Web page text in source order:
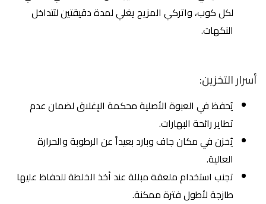
لكل كوب، واتركي المزيج يغلي لمدة دقيقتين لتتداخل
النكهات.
أسرار التخزين:
يُحفظ في العبوة الأصلية محكمة الإغلاق لضمان عدم
تطاير رائحة البهارات.
يُخزن في مكان جاف وبارد بعيداً عن الرطوبة والحرارة
العالية.
تجنب استخدام ملعقة مبللة عند أخذ الخلطة للحفاظ عليها
طازجة لأطول فترة ممكنة.